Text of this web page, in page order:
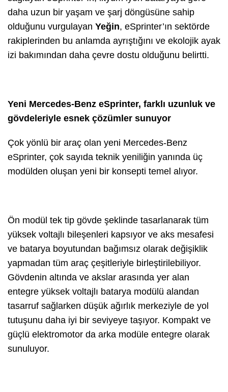
daha uzun bir yaşam ve şarj döngüsüne sahip
olduğunu vurgulayan Yeğin, eSprinter’ın sektörde
rakiplerinden bu anlamda ayrıştığını ve ekolojik ayak
izi bakımından daha çevre dostu olduğunu belirtti.
Yeni Mercedes-Benz eSprinter, farklı uzunluk ve
gövdeleriyle esnek çözümler sunuyor
Çok yönlü bir araç olan yeni Mercedes-Benz
eSprinter, çok sayıda teknik yeniliğin yanında üç
modülden oluşan yeni bir konsepti temel alıyor.
Ön modül tek tip gövde şeklinde tasarlanarak tüm
yüksek voltajlı bileşenleri kapsıyor ve aks mesafesi
ve batarya boyutundan bağımsız olarak değişiklik
yapmadan tüm araç çeşitleriyle birleştirilebiliyor.
Gövdenin altında ve akslar arasında yer alan
entegre yüksek voltajlı batarya modülü alandan
tasarruf sağlarken düşük ağırlık merkeziyle de yol
tutuşunu daha iyi bir seviyeye taşıyor. Kompakt ve
güçlü elektromotor da arka modüle entegre olarak
sunuluyor.